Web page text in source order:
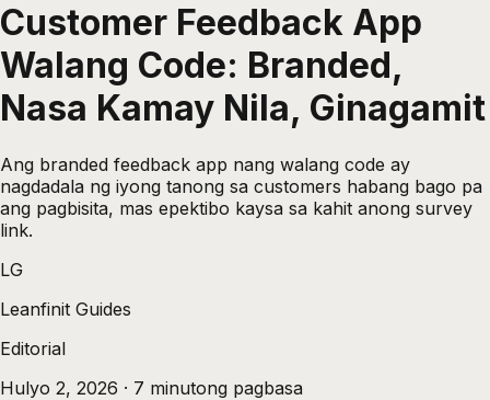
Customer Feedback App
Walang Code: Branded,
Nasa Kamay Nila, Ginagamit
Ang branded feedback app nang walang code ay
nagdadala ng iyong tanong sa customers habang bago pa
ang pagbisita, mas epektibo kaysa sa kahit anong survey
link.
LG
Leanfinit Guides
Editorial
Hulyo 2, 2026 · 7 minutong pagbasa